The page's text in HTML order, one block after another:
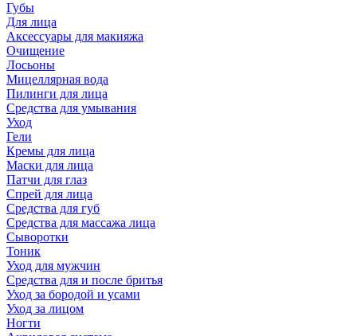
Губы
Для лица
Аксессуары для макияжа
Очищение
Лосьоны
Мицеллярная вода
Пилинги для лица
Средства для умывания
Уход
Гели
Кремы для лица
Маски для лица
Патчи для глаз
Спрей для лица
Средства для губ
Средства для массажа лица
Сыворотки
Тоник
Уход для мужчин
Средства для и после бритья
Уход за бородой и усами
Уход за лицом
Ногти